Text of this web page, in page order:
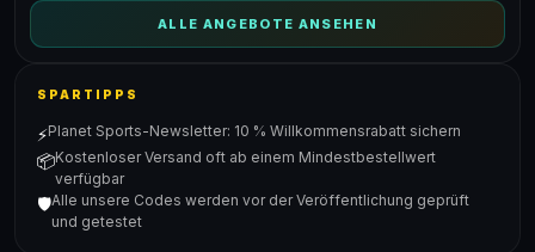
ALLE ANGEBOTE ANSEHEN
SPARTIPPS
⚡Planet Sports-Newsletter: 10 % Willkommensrabatt sichern
📦Kostenloser Versand oft ab einem Mindestbestellwert
verfügbar
🛡️Alle unsere Codes werden vor der Veröffentlichung geprüft
und getestet